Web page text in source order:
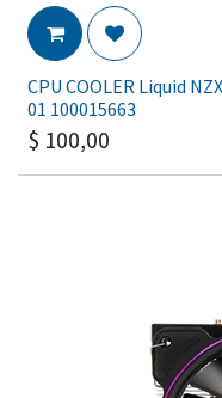
CPU COOLER Liquid
01 100015663
$ 100,00